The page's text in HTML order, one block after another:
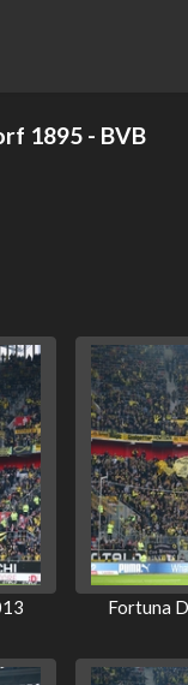
1895 - BVB
Fortuna